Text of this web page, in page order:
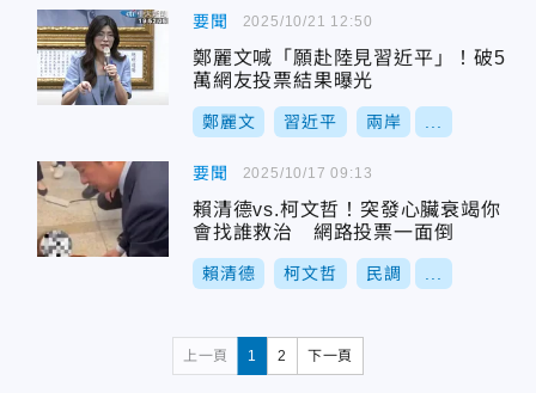
要聞
鄭麗文喊「願赴陸見習近平」！破5
萬網友投票結果曝光
鄭麗文 習近平 兩岸
2025/10/21 12:50
要聞
賴清德vs.柯文哲！突發心臟衰竭你
會找誰救治 網路投票一面倒
賴清德 柯文哲 民調
2025/10/17 09:13
上一頁 1 2 下一頁